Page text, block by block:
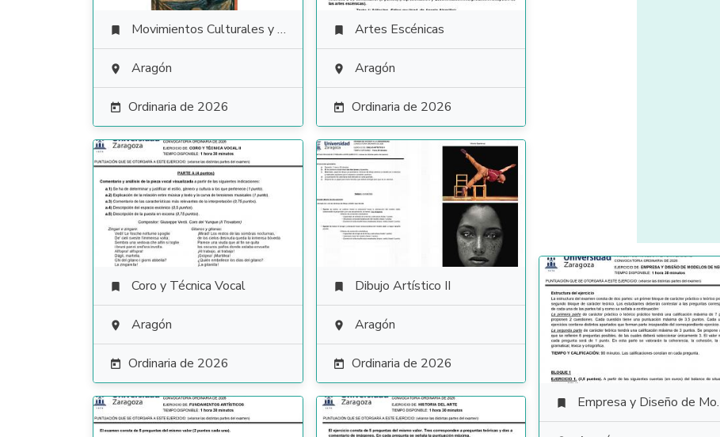
 Movimientos Culturales y Artísticos
 Aragón
 Ordinaria de 2026
 Artes Escénicas
 Aragón
 Ordinaria de 2026
 Coro y Técnica Vocal
 Aragón
 Ordinaria de 2026
 Dibujo Artístico II
 Aragón
 Ordinaria de 2026
 Empresa y Diseño de Modelos de Negocio